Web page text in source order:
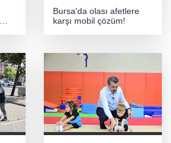
Bursa'da olası afetlere
karşı mobil çözüm!